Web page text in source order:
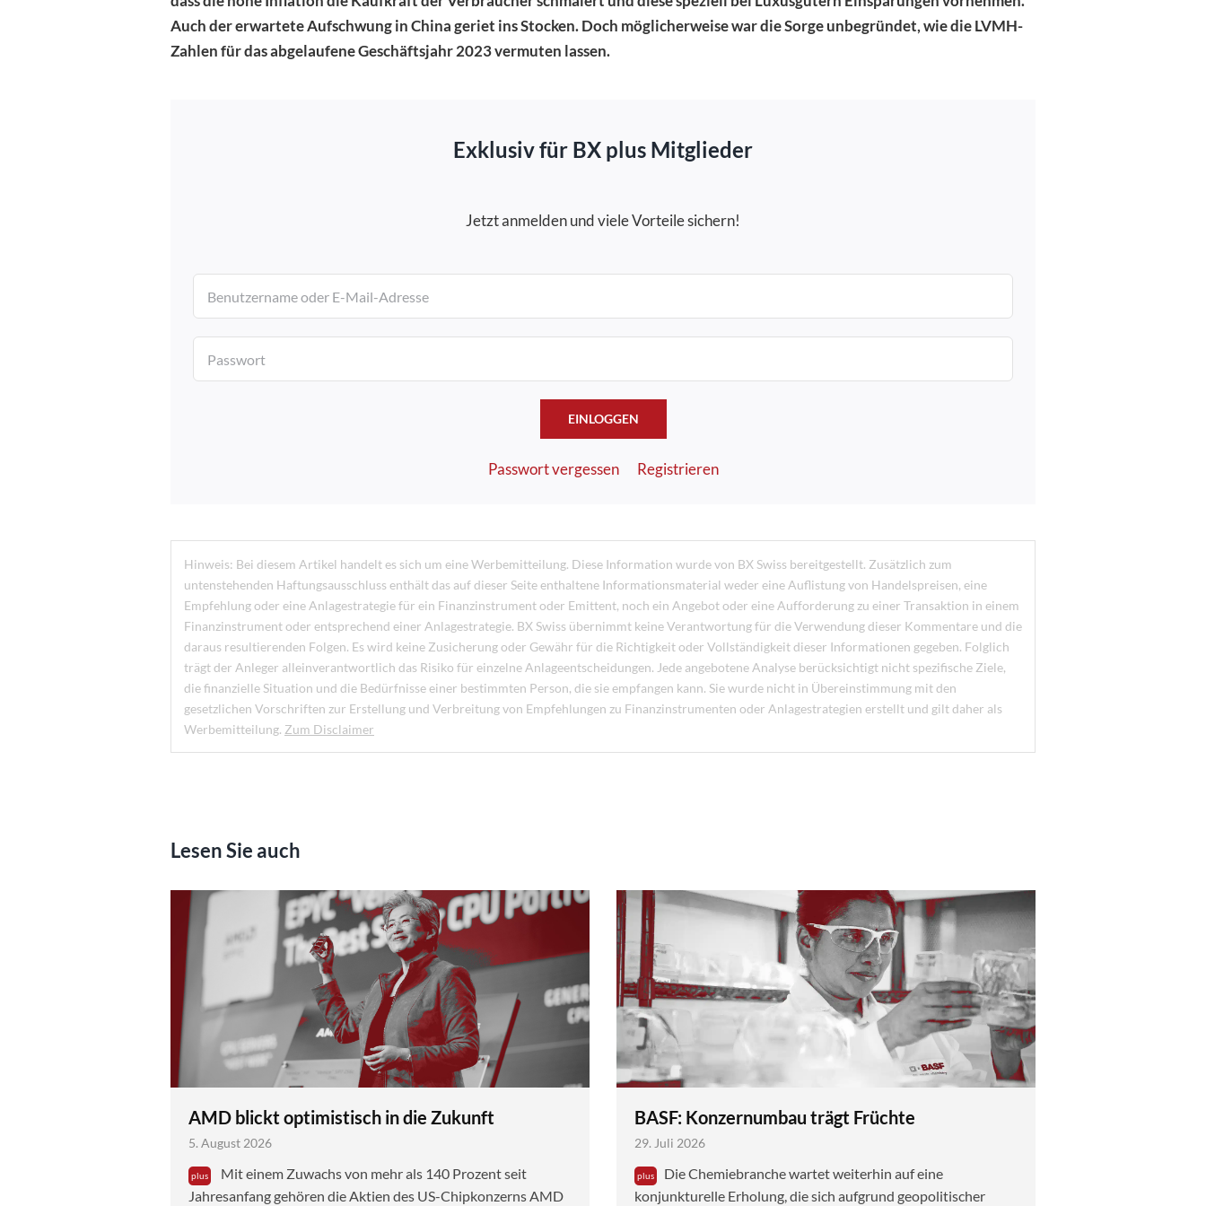
Auch der erwartete Aufschwung in China geriet ins Stocken. Doch möglicherweise war die Sorge unbegründet, wie die LVMH-
Zahlen für das abgelaufene Geschäftsjahr 2023 vermuten lassen.
Exklusiv für BX plus Mitglieder
Jetzt anmelden und viele Vorteile sichern!
EINLOGGEN
Passwort vergessen Registrieren
Hinweis: Bei diesem Artikel handelt es sich um eine Werbemitteilung. Diese Information wurde von BX Swiss bereitgestellt. Zusätzlich zum
untenstehenden Haftungsausschluss enthält das auf dieser Seite enthaltene Informationsmaterial weder eine Auflistung von Handelspreisen, eine
Empfehlung oder eine Anlagestrategie für ein Finanzinstrument oder Emittent, noch ein Angebot oder eine Aufforderung zu einer Transaktion in einem
Finanzinstrument oder entsprechend einer Anlagestrategie. BX Swiss übernimmt keine Verantwortung für die Verwendung dieser Kommentare und die
daraus resultierenden Folgen. Es wird keine Zusicherung oder Gewähr für die Richtigkeit oder Vollständigkeit dieser Informationen gegeben. Folglich
trägt der Anleger alleinverantwortlich das Risiko für einzelne Anlageentscheidungen. Jede angebotene Analyse berücksichtigt nicht spezifische Ziele,
die finanzielle Situation und die Bedürfnisse einer bestimmten Person, die sie empfangen kann. Sie wurde nicht in Übereinstimmung mit den
gesetzlichen Vorschriften zur Erstellung und Verbreitung von Empfehlungen zu Finanzinstrumenten oder Anlagestrategien erstellt und gilt daher als
Werbemitteilung. Zum Disclaimer
Lesen Sie auch
AMD blickt optimistisch in die Zukunft
5. August 2026
Mit einem Zuwachs von mehr als 140 Prozent seit
Jahresanfang gehören die Aktien des US-Chipkonzerns AMD
BASF: Konzernumbau trägt Früchte
29. Juli 2026
Die Chemiebranche wartet weiterhin auf eine
konjunkturelle Erholung, die sich aufgrund geopolitischer